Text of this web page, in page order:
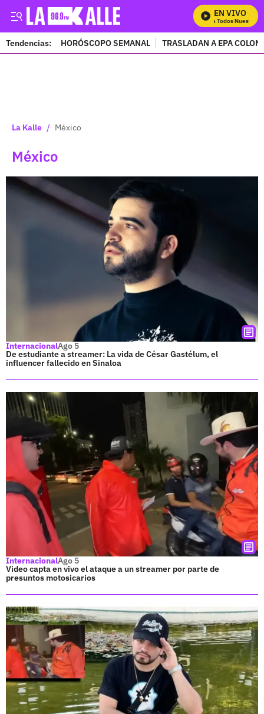
EN VIVO
Mira Todos Nuestros
Tendencias: HORÓSCOPO SEMANAL TRASLADAN A EPA
La Kalle / México
México
InternacionalAgo 5
De estudiante a streamer: La vida de César Gastélum, el
influencer fallecido en Sinaloa
InternacionalAgo 5
Video capta en vivo el ataque a un streamer por parte de
presuntos motosicarios